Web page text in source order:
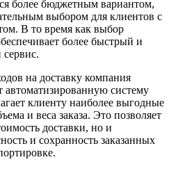
более бюджетным вариантом,
выбором для клиентов с
В то время как выбор
более быстрый и
на доставку компания
автоматизированную систему
клиенту наиболее выгодные
и веса заказа. Это позволяет
доставки, но и
и сохранность заказанных